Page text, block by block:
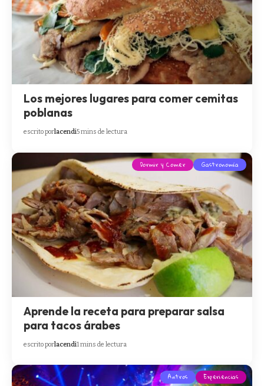
Los mejores lugares para comer cemitas
poblanas
escrito porlacendi5 mins de lectura
Dormir y Comer Gastronomía
Aprende la receta para preparar salsa
para tacos árabes
escrito porlacendi1 mins de lectura
Antros Experiencias